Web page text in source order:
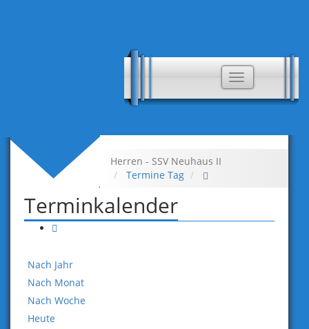
Toggle
navigation
Herren - SSV Neuhaus II
Termine Tag
Terminkalender
Nach Jahr
Nach Monat
Nach Woche
Heute